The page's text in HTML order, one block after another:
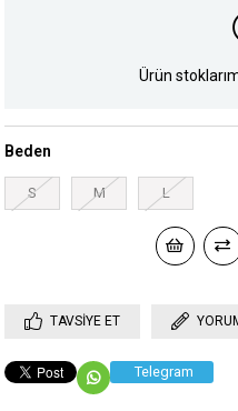
Ürün
Beden
S M L
TAVSIYE ET
Telegram